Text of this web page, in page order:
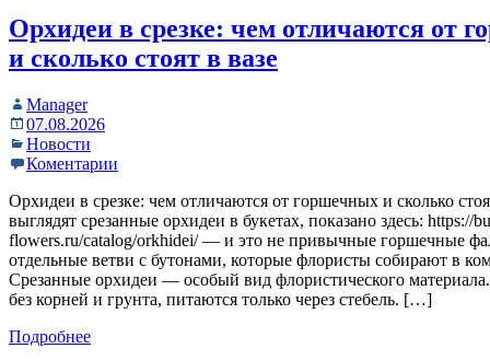
Орхидеи в срезке: чем отличаются от
и сколько стоят в вазе
Manager
07.08.2026
Новости
Коментарии
Орхидеи в срезке: чем отличаются от горшечных и сколько
выглядят срезанные орхидеи в букетах, показано здесь: https://
flowers.ru/catalog/orkhidei/ — и это не привычные горшечные
отдельные ветви с бутонами, которые флористы собирают в
Срезанные орхидеи — особый вид флористического
без корней и грунта, питаются только через стебель. […]
Подробнее